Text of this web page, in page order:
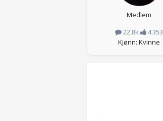
Medlem
22,8k
4 353
Kjønn: Kvinne